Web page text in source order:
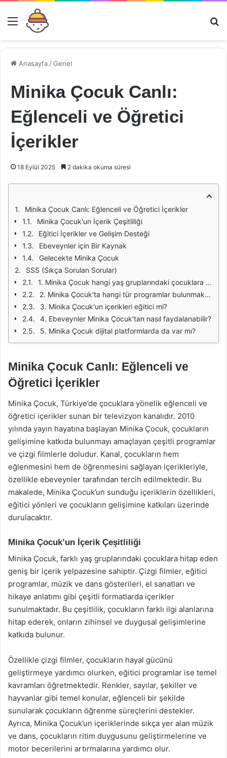
Menü
Anasayfa /Genel
Minika Çocuk Canlı:
Eğlenceli ve Öğretici
İçerikler
18 Eylül 2025 2 dakika okuma süresi
Minika Çocuk Canlı: Eğlenceli ve Öğretici İçerikler
Minika Çocuk'un İçerik Çeşitliliği
Eğitici İçerikler ve Gelişim Desteği
Ebeveynler için Bir Kaynak
Gelecekte Minika Çocuk
SSS (Sıkça Sorulan Sorular)
1. Minika Çocuk hangi yaş gruplarındaki çocuklara hitap ediyor?
2. Minika Çocuk'ta hangi tür programlar bulunmaktadır?
3. Minika Çocuk'un içerikleri eğitici mi?
4. Ebeveynler Minika Çocuk'tan nasıl faydalanabilir?
5. Minika Çocuk dijital platformlarda da var mı?
Minika Çocuk Canlı: Eğlenceli ve
Öğretici İçerikler
Minika Çocuk, Türkiye’de çocuklara yönelik eğlenceli ve
öğretici içerikler sunan bir televizyon kanalıdır. 2010
yılında yayın hayatına başlayan Minika Çocuk, çocukların
gelişimine katkıda bulunmayı amaçlayan çeşitli programlar
ve çizgi filmlerle doludur. Kanal, çocukların hem
eğlenmesini hem de öğrenmesini sağlayan içerikleriyle,
özellikle ebeveynler tarafından tercih edilmektedir. Bu
makalede, Minika Çocuk’un sunduğu içeriklerin özellikleri,
eğitici yönleri ve çocukların gelişimine katkıları üzerinde
durulacaktır.
Minika Çocuk’un İçerik Çeşitliliği
Minika Çocuk, farklı yaş gruplarındaki çocuklara hitap eden
geniş bir içerik yelpazesine sahiptir. Çizgi filmler, eğitici
programlar, müzik ve dans gösterileri, el sanatları ve
hikaye anlatımı gibi çeşitli formatlarda içerikler
sunulmaktadır. Bu çeşitlilik, çocukların farklı ilgi alanlarına
hitap ederek, onların zihinsel ve duygusal gelişimlerine
katkıda bulunur.
Özellikle çizgi filmler, çocukların hayal gücünü
geliştirmeye yardımcı olurken, eğitici programlar ise temel
kavramları öğretmektedir. Renkler, sayılar, şekiller ve
hayvanlar gibi temel konular, eğlenceli bir şekilde
sunularak çocukların öğrenme süreçlerini destekler.
Ayrıca, Minika Çocuk’un içeriklerinde sıkça yer alan müzik
ve dans, çocukların ritim duygusunu geliştirmelerine ve
motor becerilerini artırmalarına yardımcı olur.